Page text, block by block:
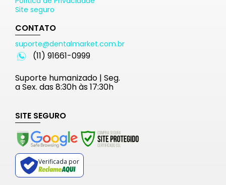
Site seguro
CONTATO
suporte@dentalmarket.com.br
(11) 91661-0999
Suporte humanizado | Seg.
a Sex. das 8:30h às 17:30h
SITE SEGURO
Verificada por